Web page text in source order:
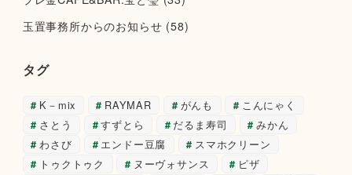
玉置事務所からのお知らせ (58)
タグ
K－mix RAYMAR がんも
こんにゃく
さとう
すずとら だるま寿司
みかん
わさび
エンドー豆腐
スマホクリーン
トゥクトゥク
ヌーヴォサンス
ピザ